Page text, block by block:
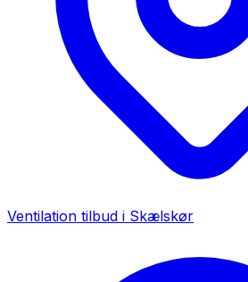
Ventilation tilbud i Skælskør